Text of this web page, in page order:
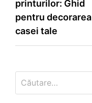
în
articole
printurilor: Ghid
pentru decorarea
casei tale
după: